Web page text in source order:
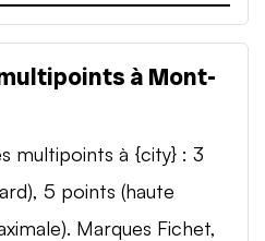
à Mont-
multipoints à {city} : 3
5 points (haute
Marques Fichet,